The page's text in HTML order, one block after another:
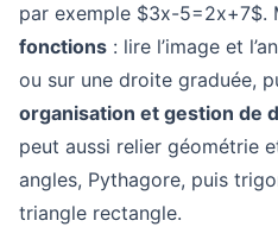
par exemple $3x-5=2x+7$.
fonctions : lire l’image et
ou sur une droite graduée,
organisation et gestion de
peut aussi relier géométrie
angles, Pythagore, puis
triangle rectangle.